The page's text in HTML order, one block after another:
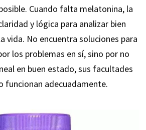
Cuando falta melatonina, la
y lógica para analizar bien
vida. No encuentra soluciones para
los problemas en sí, sino por no
en buen estado, sus facultades
funcionan adecuadamente.